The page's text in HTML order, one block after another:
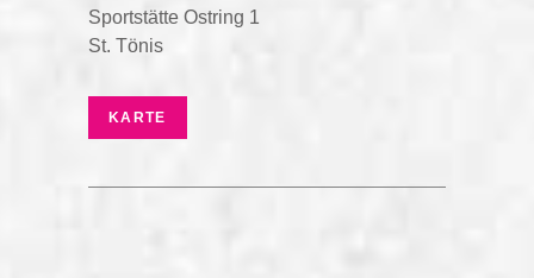
Sportstätte Ostring 1
St. Tönis
KARTE